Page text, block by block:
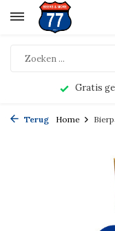
Gratis
Terug Home